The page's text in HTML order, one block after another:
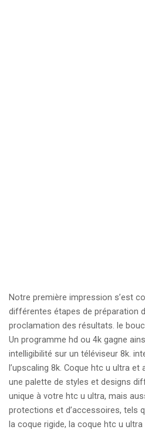
Notre première impression s’est
différentes étapes de préparation
proclamation des résultats. le
Un programme hd ou 4k gagne
intelligibilité sur un téléviseur 8k.
l’upscaling 8k. Coque htc u ultra
une palette de styles et designs
unique à votre htc u ultra, mais
protections et d’accessoires, tels
la coque rigide, la coque htc u